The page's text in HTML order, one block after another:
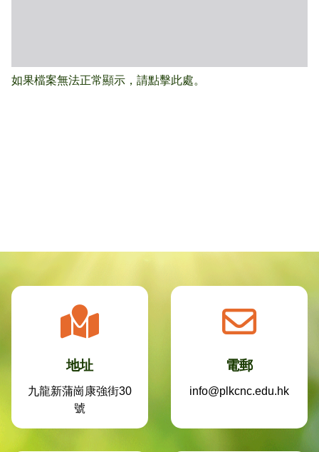
如果檔案無法正常顯示，請點擊此處。
地址
九龍新蒲崗康強街30
號
電郵
info@plkcnc.edu.hk